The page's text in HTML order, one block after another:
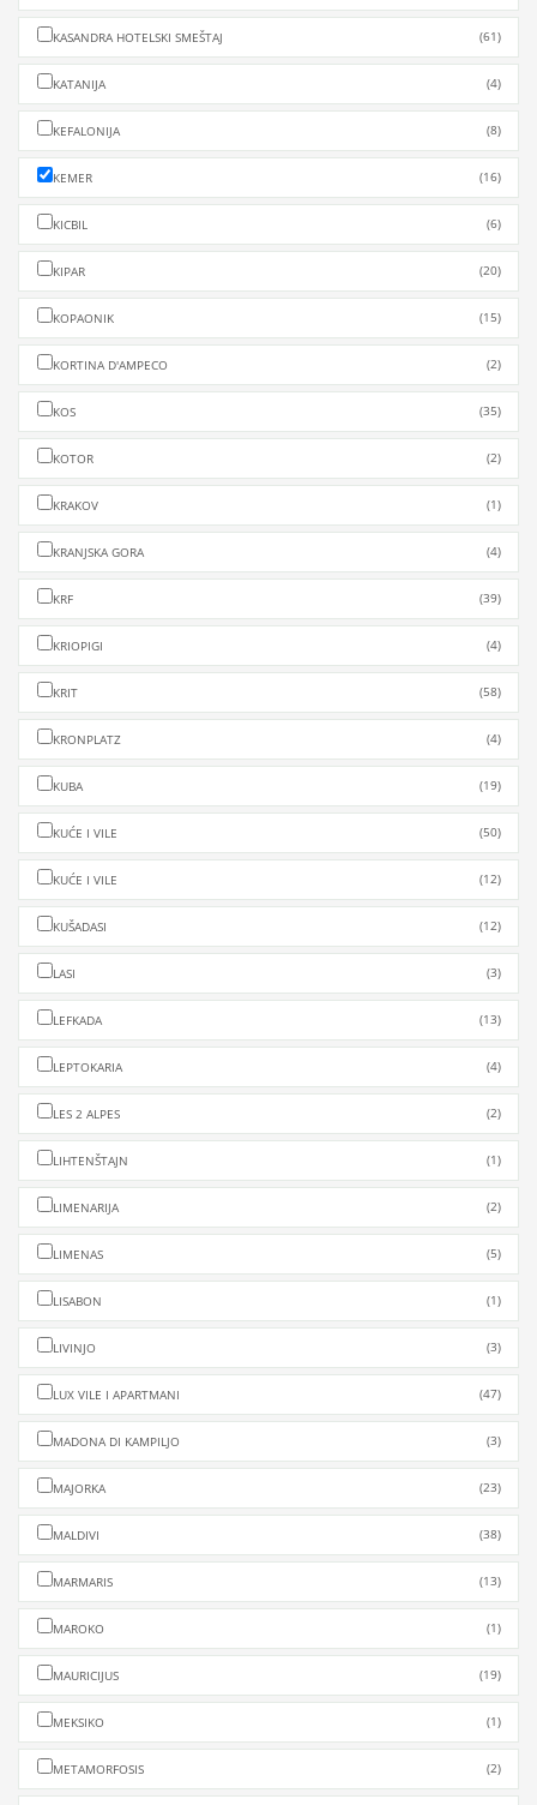
KASANDRA HOTELSKI SMEŠTAJ (61)
KATANIJA (4)
KEFALONIJA (8)
KEMER (16)
KICBIL (6)
KIPAR (20)
KOPAONIK (15)
KORTINA D'AMPECO (2)
KOS (35)
KOTOR (2)
KRAKOV (1)
KRANJSKA GORA (4)
KRF (39)
KRIOPIGI (4)
KRIT (58)
KRONPLATZ (4)
KUBA (19)
KUĆE I VILE (50)
KUĆE I VILE (12)
KUŠADASI (12)
LASI (3)
LEFKADA (13)
LEPTOKARIA (4)
LES 2 ALPES (2)
LIHTENŠTAJN (1)
LIMENARIJA (2)
LIMENAS (5)
LISABON (1)
LIVINJO (3)
LUX VILE I APARTMANI (47)
MADONA DI KAMPILJO (3)
MAJORKA (23)
MALDIVI (38)
MARMARIS (13)
MAROKO (1)
MAURICIJUS (19)
MEKSIKO (1)
METAMORFOSIS (2)